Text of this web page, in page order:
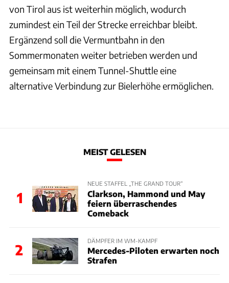
von Tirol aus ist weiterhin möglich, wodurch
zumindest ein Teil der Strecke erreichbar bleibt.
Ergänzend soll die Vermuntbahn in den
Sommermonaten weiter betrieben werden und
gemeinsam mit einem Tunnel-Shuttle eine
alternative Verbindung zur Bielerhöhe ermöglichen.
MEIST GELESEN
1
NEUE STAFFEL „THE GRAND TOUR“
Clarkson, Hammond und May
feiern überraschendes
Comeback
2
DÄMPFER IM WM-KAMPF
Mercedes-Piloten erwarten noch
Strafen